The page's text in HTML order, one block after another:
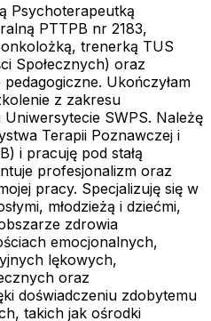
Psychoterapeutką
PTTPB nr 2183,
trenerką TUS
Społecznych) oraz
Ukończyłam
z zakresu
SWPS. Należę
Terapii Poznawczej i
i pracuję pod stałą
profesjonalizm oraz
pracy. Specjalizuję się w
młodzieżą i dziećmi,
zdrowia
emocjonalnych,
lękowych,
oraz
doświadczeniu zdobytemu
takich jak ośrodki